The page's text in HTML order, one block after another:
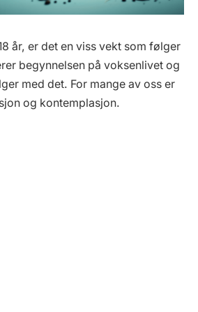
år, er det en viss vekt som følger
begynnelsen på voksenlivet og
med det. For mange av oss er
og kontemplasjon.